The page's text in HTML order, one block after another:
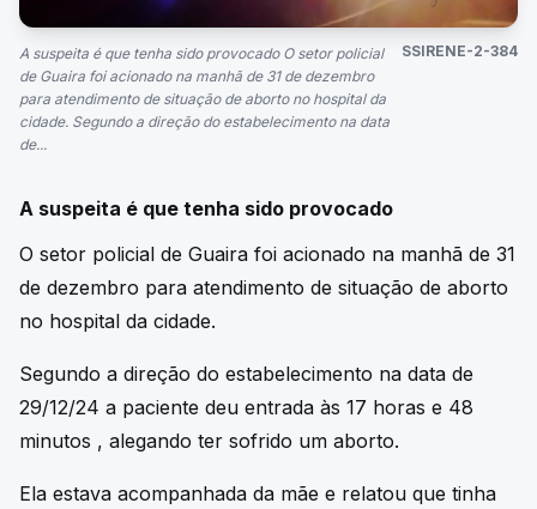
A suspeita é que tenha sido provocado O setor policial
de Guaira foi acionado na manhã de 31 de dezembro
para atendimento de situação de aborto no hospital da
cidade. Segundo a direção do estabelecimento na data
de...
SSIRENE-2-384
A suspeita é que tenha sido provocado
O setor policial de Guaira foi acionado na manhã de 31
de dezembro para atendimento de situação de aborto
no hospital da cidade.
Segundo a direção do estabelecimento na data de
29/12/24 a paciente deu entrada às 17 horas e 48
minutos , alegando ter sofrido um aborto.
Ela estava acompanhada da mãe e relatou que tinha